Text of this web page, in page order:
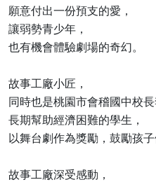
願意付出一份預支的愛，
讓弱勢青少年，
也有機會體驗劇場的奇幻。
故事工廠小匠，
同時也是桃園市會稽國中校長
長期幫助經濟困難的學生，
以舞台劇作為獎勵，鼓勵孩子
故事工廠深受感動，